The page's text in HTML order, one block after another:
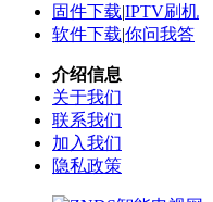
固件下载|IPTV刷机
软件下载|你问我答
介绍信息
关于我们
联系我们
加入我们
隐私政策